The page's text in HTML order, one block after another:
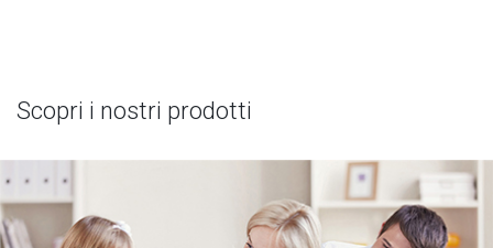
Scopri i nostri prodotti